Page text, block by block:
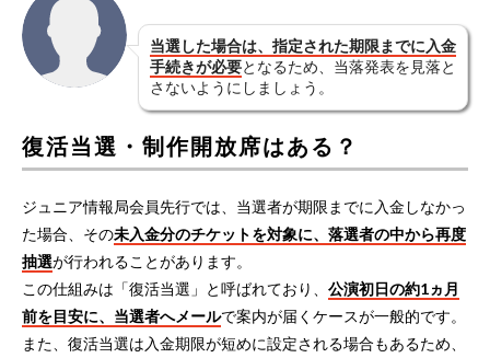
当選した場合は、指定された期限までに入金
手続きが必要となるため、当落発表を見落と
さないようにしましょう。
復活当選・制作開放席はある？
ジュニア情報局会員先行では、当選者が期限までに入金しなかっ
た場合、その未入金分のチケットを対象に、落選者の中から再度
抽選が行われることがあります。
この仕組みは「復活当選」と呼ばれており、 公演初日の約1ヵ月
前を目安に、当選者へメールで案内が届くケースが一般的です。
また、復活当選は入金期限が短めに設定される場合もあるため、